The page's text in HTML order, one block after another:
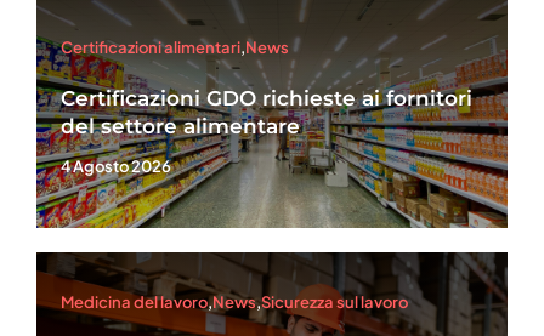
Certificazioni alimentari,News
Certificazioni GDO richieste ai fornitori
del settore alimentare
4 Agosto 2026
Medicina del lavoro,News,Sicurezza sul lavoro